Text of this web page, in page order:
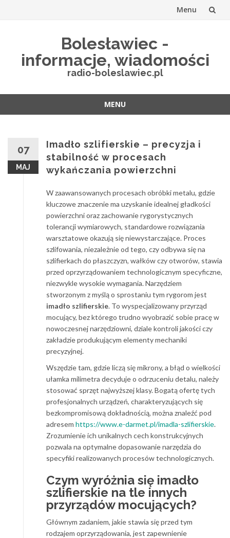
Menu
treści
Bolesławiec -
informacje, wiadomości
radio-boleslawiec.pl
MENU
07
MAJ
Imadło szlifierskie – precyzja i
stabilność w procesach
wykańczania powierzchni
W zaawansowanych procesach obróbki metalu, gdzie
kluczowe znaczenie ma uzyskanie idealnej gładkości
powierzchni oraz zachowanie rygorystycznych
tolerancji wymiarowych, standardowe rozwiązania
warsztatowe okazują się niewystarczające. Proces
szlifowania, niezależnie od tego, czy odbywa się na
szlifierkach do płaszczyzn, wałków czy otworów, stawia
przed oprzyrządowaniem technologicznym specyficzne,
niezwykle wysokie wymagania. Narzędziem
stworzonym z myślą o sprostaniu tym rygorom jest
imadło szlifierskie. To wyspecjalizowany przyrząd
mocujący, bez którego trudno wyobrazić sobie pracę w
nowoczesnej narzędziowni, dziale kontroli jakości czy
zakładzie produkującym elementy mechaniki
precyzyjnej.
Wszędzie tam, gdzie liczą się mikrony, a błąd o wielkości
ułamka milimetra decyduje o odrzuceniu detalu, należy
stosować sprzęt najwyższej klasy. Bogatą ofertę tych
profesjonalnych urządzeń, charakteryzujących się
bezkompromisową dokładnością, można znaleźć pod
adresem https://www.e-darmet.pl/imadla-szlifierskie.
Zrozumienie ich unikalnych cech konstrukcyjnych
pozwala na optymalne dopasowanie narzędzia do
specyfiki realizowanych procesów technologicznych.
Czym wyróżnia się imadło
szlifierskie na tle innych
przyrządów mocujących?
Głównym zadaniem, jakie stawia się przed tym
rodzajem oprzyrządowania, jest zapewnienie